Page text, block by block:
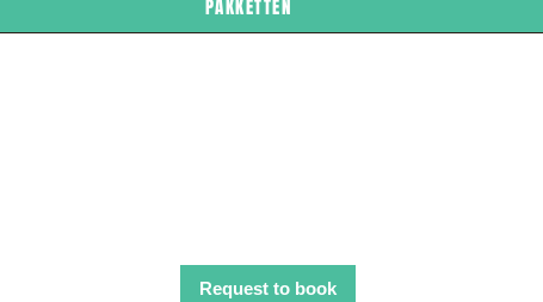
PAKKETTEN
Request to book